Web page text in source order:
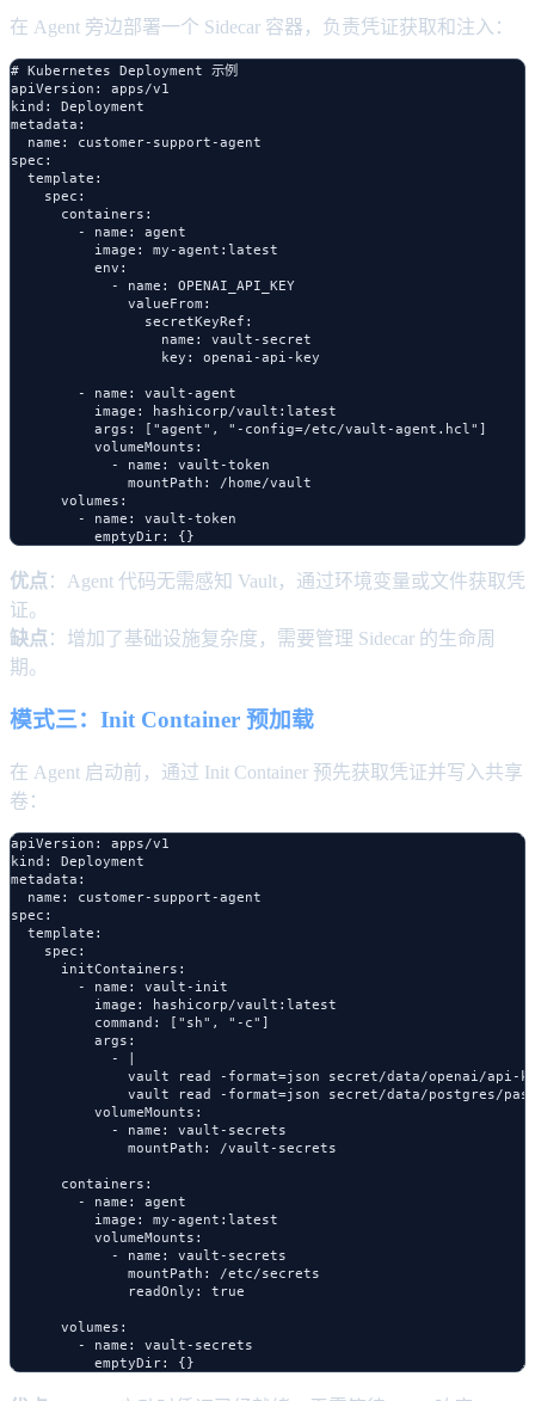
在 Agent 旁边部署一个 Sidecar 容器，负责凭证获取和注入：
# Kubernetes Deployment 示例
apiVersion: apps/v1
kind: Deployment
metadata:
  name: customer-support-agent
spec:
  template:
    spec:
      containers:
        - name: agent
          image: my-agent:latest
          env:
            - name: OPENAI_API_KEY
              valueFrom:
                secretKeyRef:
                  name: vault-secret
                  key: openai-api-key
        - name: vault-agent
          image: hashicorp/vault:latest
          args: ["agent", "-config=/etc/vault-agent.hcl"]
          volumeMounts:
            - name: vault-token
              mountPath: /home/vault
      volumes:
        - name: vault-token
优点 ：Agent 代码无需感知 Vault，通过环境变量或文件获取凭
证。
缺点 ：增加了基础设施复杂度，需要管理 Sidecar 的生命周
期。
模式三：Init Container 预加载
在 Agent 启动前，通过 Init Container 预先获取凭证并写入共享
卷：
apiVersion: apps/v1
kind: Deployment
metadata:
  name: customer-support-agent
spec:
  template:
    spec:
      initContainers:
        - name: vault-init
          image: hashicorp/vault:latest
          command: ["sh", "-c"]
          args:
            - |
vault read -format=json secret/data/openai/api-
vault read -format=json secret/data/postgres/
          volumeMounts:
            - name: vault-secrets
              mountPath: /vault-secrets
      containers:
        - name: agent
          image: my-agent:latest
          volumeMounts:
            - name: vault-secrets
              mountPath: /etc/secrets
              readOnly: true
      volumes:
        - name: vault-secrets